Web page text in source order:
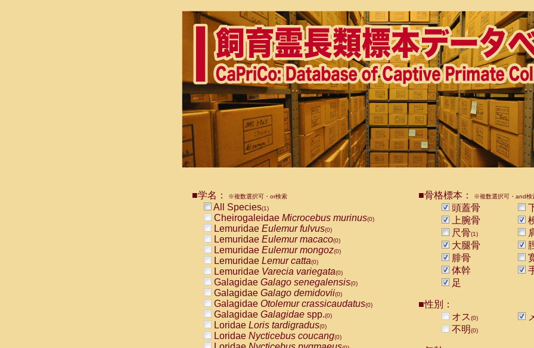
■学名： ※複数選択可・or検索
All Species(1)
Cheirogaleidae Microcebus murinus(0)
Lemuridae Eulemur fulvus(0)
Lemuridae Eulemur macaco(0)
Lemuridae Eulemur mongoz(0)
Lemuridae Lemur catta(0)
Lemuridae Varecia variegata(0)
Galagidae Galago senegalensis(0)
Galagidae Galago demidovii(0)
Galagidae Otolemur crassicaudatus(0)
Galagidae Galagidae spp.(0)
Loridae Loris tardigradus(0)
Loridae Nycticebus coucang(0)
■骨格標本： ※複数選択可・and検
頭蓋骨
上腕骨
尺骨(1)
大腿骨
腓骨
体幹
足
■性別：
オス(0)
不明(0)